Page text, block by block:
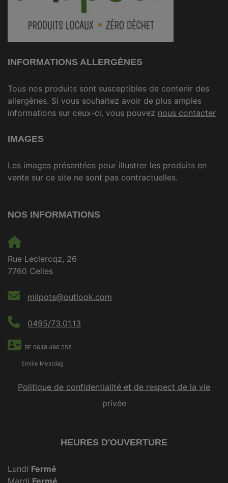
INFORMATIONS ALLERGÈNES
Tous nos produits sont susceptibles de contenir des
allergènes. Si vous souhaitez avoir de plus amples
informations sur ceux-ci, vous pouvez nous contacter
IMAGES
Les images présentées pour illustrer les produits en
vente sur ce site ne sont pas contractuelles.
NOS INFORMATIONS
Rue Leclercqz, 26
7760 Celles
milpots@outlook.com
0495/73.01.13
BE 0649.496.558
Emilie Mestdag
Politique de confidentialité et de respect de la vie
privée
HEURES D'OUVERTURE
Lundi Fermé